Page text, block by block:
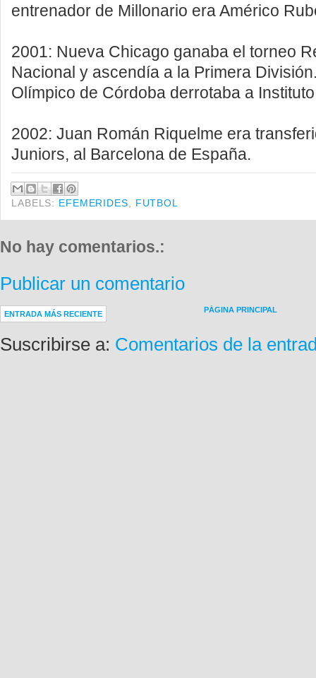
entrenador de Millonario era Américo
2001: Nueva Chicago ganaba el torneo
Nacional y ascendía a la Primera
Olímpico de Córdoba derrotaba a
2002: Juan Román Riquelme era
Juniors, al Barcelona de España.
LABELS: EFEMERIDES FUTBOL
No hay comentarios.:
Publicar un comentario
ENTRADA MÁS RECIENTE PÁGINA PRINCIPAL
Suscribirse a: Comentarios de la